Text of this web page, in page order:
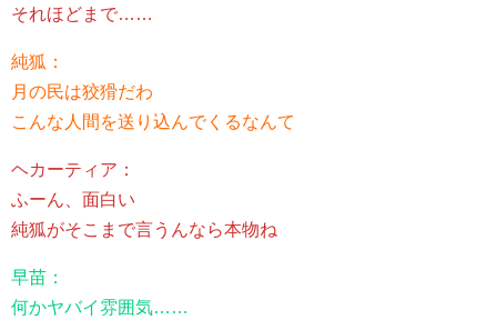
それほどまで……
純狐：
月の民は狡猾だわ
こんな人間を送り込んでくるなんて
ヘカーティア：
ふーん、面白い
純狐がそこまで言うんなら本物ね
早苗：
何かヤバイ雰囲気……